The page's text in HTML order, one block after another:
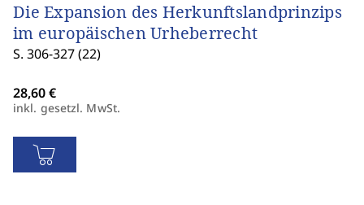
Die Expansion des Herkunftslandprinzips
im europäischen Urheberrecht
S. 306-327 (22)
inkl. gesetzl. MwSt.